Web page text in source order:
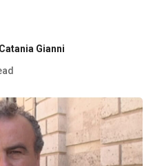
Catania Gianni